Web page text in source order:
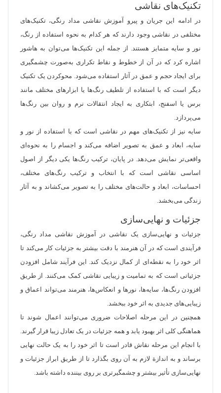
تکنیک‌های نقاشی
در ادامه این جریان و پیرو آموزش نقاشی مداد رنگی، تکنیک‌های
مختلفی در نقاشی وجود دارند که هر کدام به نحوه استفاده از رنگ،
نور و سایه متمایز هستند. از جمله این تکنیک‌ها می‌توان به هاشور
اشاره کرد که در آن از خطوط و نقاط تکراری به‌صورت چشمگیری
برای ایجاد حجم و عمق در آثار استفاده می‌شود. محوکردن یک تکنیک
دیگر است که با استفاده از تلطیف رنگ‌ها یا ابزارهای مختلف مانند
برس یا اسفنج، ابتکاری به ایجاد انتقالات نرم و روان بین رنگ‌ها
می‌پردازد.
سایه‌ نیز از تکنیک‌های مهم در نقاشی است که با استفاده از نور و
سایه، ابعاد و عمق به تصویر اضافه می‌کند و اجسام را به نحوه‌ای
واقعی‌تر نمایش می‌دهد. در پایان، ترکیب رنگ‌ها یکی دیگر از اصول
اساسی نقاشی است که با انتخاب و ترکیب رنگ‌های مختلف،
احساسات، ابعاد و حالت‌های مختلف را به تصویر می‌کشاند و به آثار
زندگی می‌بخشد.
جزئیات و نهایی‌سازی
جزئیات و نهایی‌سازی یک نقاشی در آموزش نقاشی مداد رنگی،
فرآیندی است که در آن هنرمند با دقت بیشتر به جزئیات کار می‌کند تا
اثر خود را به نقطه‌ای از کمال نزدیک کند. این فرآیند شامل افزودن
جزئیاتی است که به تمامیت و زیبایی نقاشی کمک می‌کنند. از طریق
افزودن رنگ‌ها، سایه‌ها، نورها و انعکاس‌ها، هنرمند می‌تواند اعماق و
زیبایی‌های جدیدی به اثر خود ببخشد.
همچنین در این مرحله اصلاحات ضروری می‌توانند اعمال شوند تا
هماهنگی کلی اثر بهبود یابد و همه جزئیات در یک تعادل زیبا قرار گیرند.
با انجام این مرحله نقاش قادر است تا اثر خود را به یک حالت نهایی
برساند و به اندازة لازم به آن روی بگذارد تا از طریق ابراز جزئیات و
نهایی‌سازی تأثیر بیشتر و چشمگیرتری بر روی بیننده داشته باشد.